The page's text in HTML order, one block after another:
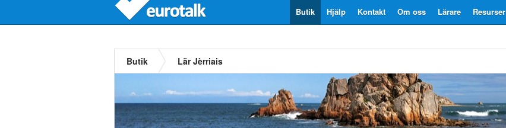
Resurser
Lärare
Om oss
Kontakt
Hjälp
Butik
Butik Lär Jèrriais